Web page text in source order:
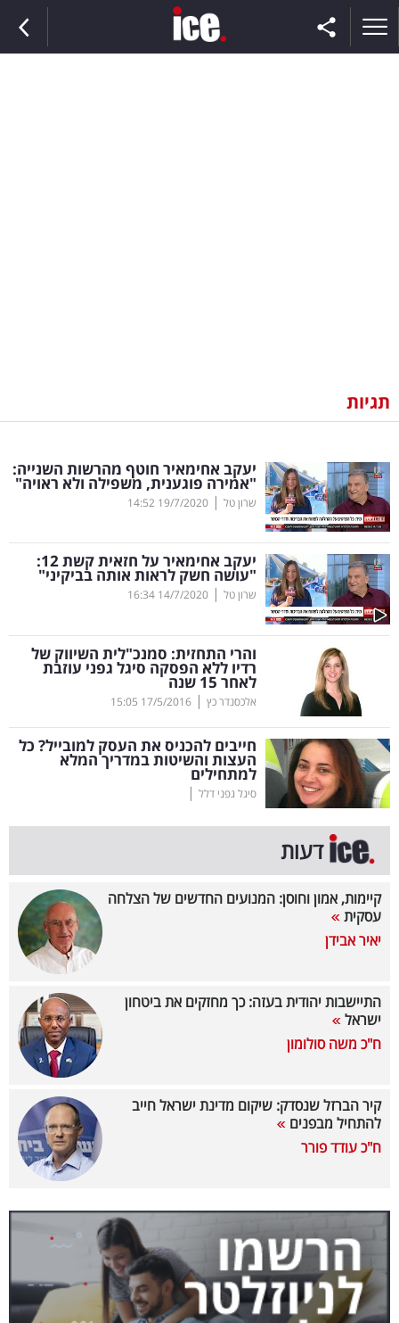
וצרכנות
דיגיטל
וטק
שיווק
ופרסום
משפט
מדדים
ומחקרים
דעות
רכילות
עסקית
קריפטו
ויראלי
טלוויזיה
קריירה
מינויים
רייטינג
בריאות
תרבות
ופנאי
תגיות
יעקב אחימאיר חוטף מהרשות השנייה:
"אמירה פוגענית, משפילה ולא ראויה"
שרון טל |
19/7/2020
14:52
יעקב אחימאיר על חזאית קשת 12:
"עושה חשק לראות אותה בביקיני"
שרון טל |
14/7/2020
16:34
והרי התחזית: סמנכ"לית השיווק של
רדיו ללא הפסקה סיגל גפני עוזבת
לאחר 15 שנה
אלכסנדר כץ |
17/5/2016
15:05
חייבים להכניס את העסק למובייל? כל
העצות והשיטות במדריך המלא
למתחילים
סיגל גפני דלל |
דעות
קיימות, אמון וחוסן: המנועים החדשים של הצלחה
עסקית
יאיר אבידן
התיישבות יהודית בעזה: כך מחזקים את ביטחון
ישראל
ח"כ משה סולומון
קיר הברזל שנסדק: שיקום מדינת ישראל חייב
להתחיל מבפנים
ח"כ עודד פורר